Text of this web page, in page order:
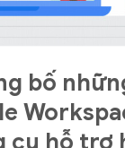
bố
cụ hỗ